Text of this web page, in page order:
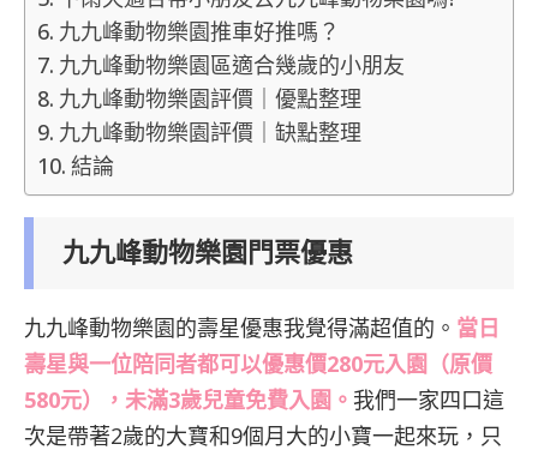
九九峰動物樂園推車好推嗎？
九九峰動物樂園區適合幾歲的小朋友
九九峰動物樂園評價｜優點整理
九九峰動物樂園評價｜缺點整理
結論
九九峰動物樂園門票優惠
九九峰動物樂園的壽星優惠我覺得滿超值的。 當日
壽星與一位陪同者都可以優惠價280元入園（原價
580元），未滿3歲兒童免費入園。 我們一家四口這
次是帶著2歲的大寶和9個月大的小寶一起來玩，只